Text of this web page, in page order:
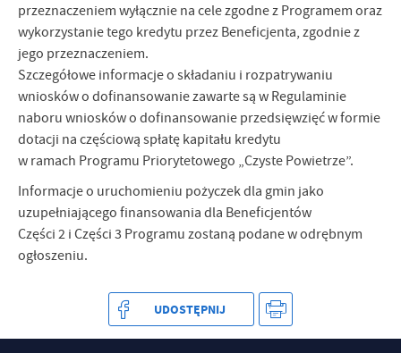
przeznaczeniem wyłącznie na cele zgodne z Programem oraz
wykorzystanie tego kredytu przez Beneficjenta, zgodnie z
jego przeznaczeniem.
Szczegółowe informacje o składaniu i rozpatrywaniu
wniosków o dofinansowanie zawarte są w Regulaminie
naboru wniosków o dofinansowanie przedsięwzięć w formie
dotacji na częściową spłatę kapitału kredytu
w ramach Programu Priorytetowego „Czyste Powietrze”.
Informacje o uruchomieniu pożyczek dla gmin jako
uzupełniającego finansowania dla Beneficjentów
Części 2 i Części 3 Programu zostaną podane w odrębnym
ogłoszeniu.
UDOSTĘPNIJ